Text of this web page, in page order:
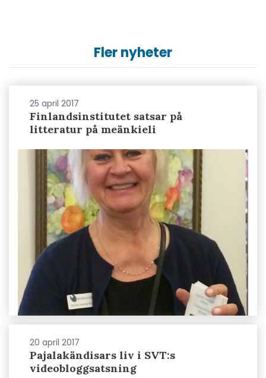
Fler nyheter
25 april 2017
Finlandsinstitutet satsar på
litteratur på meänkieli
20 april 2017
Pajalakändisars liv i SVT:s
videobloggsatsning